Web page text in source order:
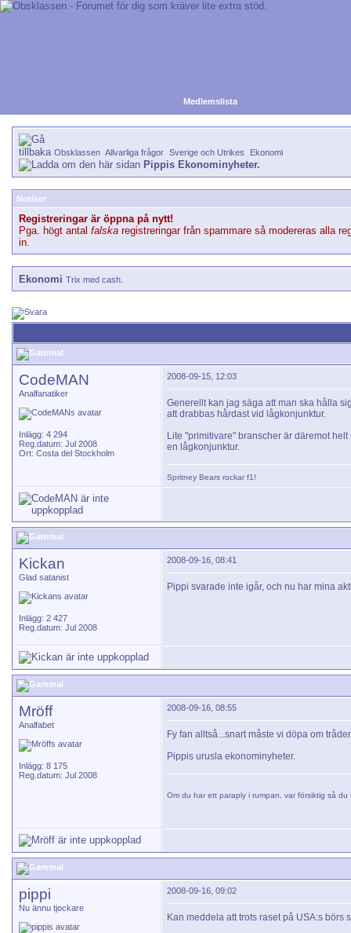
Medlemslista
Obsklassen Allvarliga frågor Sverige och Utrikes Ekonomi
Pippis Ekonominyheter.
Notiser
Registreringar är öppna på nytt!
Pga. högt antal falska registreringar från spammare så modereras alla
in.
Ekonomi Trix med cash.
CodeMAN
Analfanatiker
Inlägg: 4 294
Reg.datum: Jul 2008
Ort: Costa del Stockholm
2008-09-15, 12:03
Generellt kan jag säga att man ska hålla
att drabbas hårdast vid lågkonjunktur.
Lite "primitivare" branscher är däremot
en lågkonjunktur.
Spritney Bears rockar f1!
Kickan
Glad satanist
Inlägg: 2 427
Reg.datum: Jul 2008
2008-09-16, 08:41
Pippi svarade inte igår, och nu har mina
Mröff
Analfabet
Inlägg: 8 175
Reg.datum: Jul 2008
2008-09-16, 08:55
Fy fan alltså...snart måste vi döpa om
Pippis urusla ekonominyheter.
Om du har ett paraply i rumpan, var försiktig så
pippi
Nu ännu tjockare
2008-09-16, 09:02
Kan meddela att trots raset på USA:s börs